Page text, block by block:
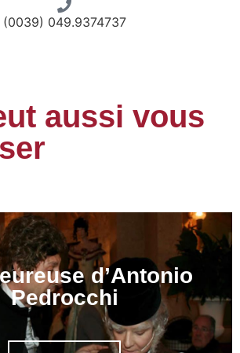
(0039) 049.9374737
aussi vous
d’Antonio
Pedrocchi